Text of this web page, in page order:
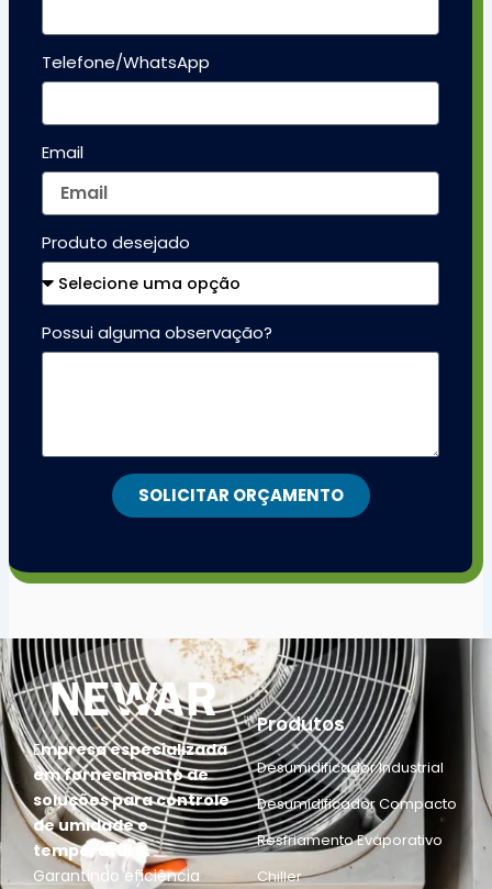
Telefone/WhatsApp
Email
Produto desejado
Possui alguma observação?
SOLICITAR ORÇAMENTO
Empresa especializada
em fornecimento de
soluções para controle
de umidade e
temperatura.
Garantindo eficiência
Produtos
Desumidificador Industrial
Desumidificador Compacto
Resfriamento Evaporativo
Chiller